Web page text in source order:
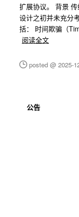
扩展协议。 背景
设计之初并未充分
括： 时间欺骗（
阅读全文
posted @ 2025-
公告